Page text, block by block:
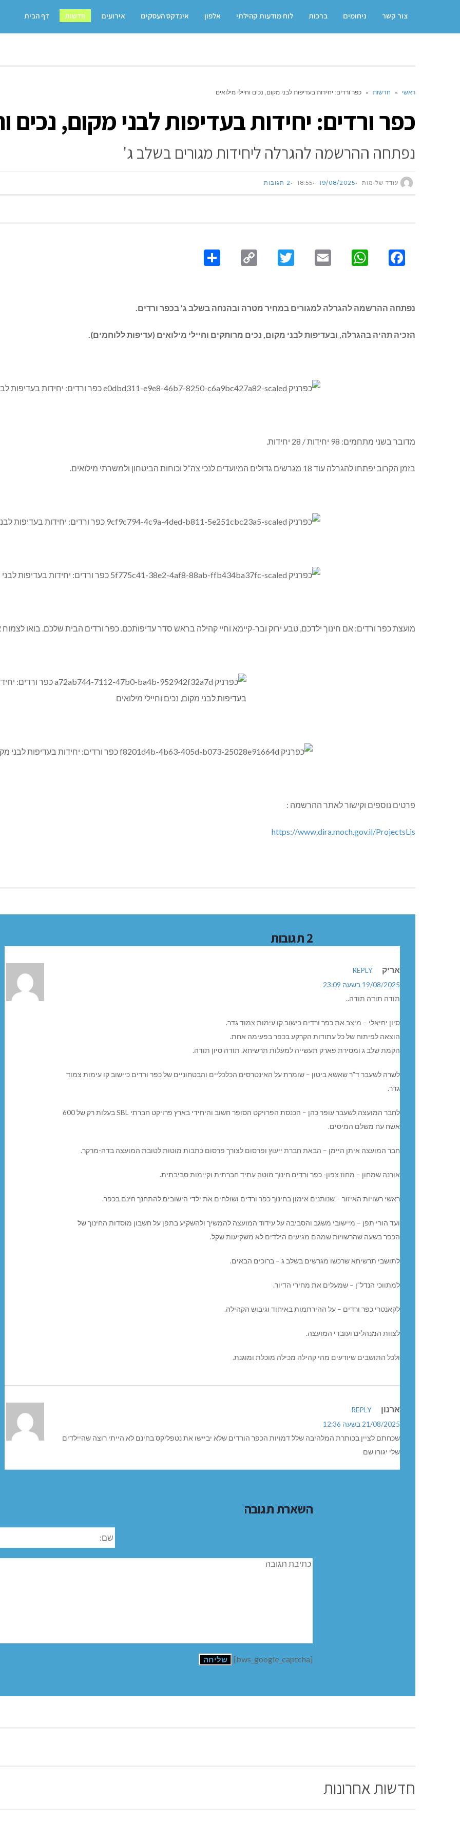
דף הבית חדשות אירועים אינדקס העסקים אלפון לוח מודעות קהילתי ברכות ניחומים צור קשר
ראשי » חדשות » כפר ורדים: יחידות בעדיפות לבני מקום, נכים וחיילי מילואים
כפר ורדים: יחידות בעדיפות לבני מקום, נכים
נפתחה ההרשמה להגרלה ליחידות מגורים בשלב ג'
עודד שלומות 19/08/2025
18:55 2 תגובות
Facebook
WhatsApp
Email
Twitter
Copy
נפתחה ההרשמה להגרלה למגורים במחיר מטרה ובהנחה בשלב ג’ בכפר ורדים.
הזכיה תהיה בהגרלה, ובעדיפות לבני מקום, נכים מרותקים וחיילי מילואים (עדיפות ללוחמים).
מדובר בשני מתחמים: 98 יחידות / 28 יחידות.
בזמן הקרוב יפתחו להגרלה עוד 18 מגרשים גדולים המיועדים לנכי צה”ל וכוחות הביטחון ולמשרתי מילואים.
מועצת כפר ורדים: אם חינוך ילדכם, טבע ירוק ובר-קיימא וחיי קהילה בראש סדר עדיפותכם. כפר ורדים הבית שלכם. בואו לצמוח
פרטים נוספים וקישור לאתר ההרשמה :
https://www.dira.moch.gov.il/ProjectsLis
2 תגובות
אריק
REPLY
19/08/2025 בשעה 23:09
תודה תודה תודה..
סיון יחיאלי – מיצב את כפר ורדים כישוב קו עימות צמוד גדר.
הוצאה לפיתוח של כל עתודות הקרקע בכפר בפעימה אחת.
הקמת שלב ג ומסירת פארק תעשייה למעלות תרשיחא. תודה סיון תודה.
לשרה לשעבר ד”ר שאשא ביטון – שומרת על האינטרסים הכלכליים והבטחוניים של כפר ורדים כיישוב קו עימות צמוד
גדר.
לחבר המועצה לשעבר עופר כהן – הכנסת הפרויקט הסופר חשוב והיחידי בארץ פרויקט חברתי SBL בעלות רק של 600
אשח עח משלם המיסים.
חבר המועצה איתן היימן – הבאת חברת ייעוץ ופרסום לצורך פרסום כתבות מוטות לטובת המועצה בדה-מרקר.
אורנה שמחון – מחוז צפון- כפר ורדים חינוך מוטה עתיד חברתית וקיימות סביבתית.
ראשי רשויות האיזור – שנותנים אימון בחינוך כפר ורדים ושולחים את ילדי הישובים להתחנך חינם בכפר.
ועד הורי תפן – מיישובי משגב והסביבה על עידוד המועצה להמשיך ולהשקיע בתפן על חשבון מוסדות החינוך של
הכפר בשעה שהרשויות שמהם מגיעים הילדים לא משקיעות שקל.
לתושבי תרשיחא שרכשו מגרשים בשלב ג – ברוכים הבאים.
למתווכי הנדל”ן – שמעלים את מחירי הדיור.
לקאנטרי כפר ורדים – על ההירתמות באיחוד וגיבוש הקהילה.
לצוות המנהלים ועובדי המועצה.
ולכל התושבים שיודעים מהי קהילה מכילה מוכלת ומוגנת.
ארנון
REPLY
21/08/2025 בשעה 12:36
שכחתם לציין בכותרת המלהיבה שלל דמויות הכפר הורדים שלא יביישו את נטפליקס בחינם לא הייתי רוצה שהיילדים
שלי יגורו שם
השארת תגובה
שם:
תגובה
[bws_google_captcha]
חדשות אחרונות